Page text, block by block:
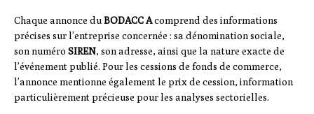
Chaque annonce duBODACC Acomprend des informations
précises sur l’entreprise concernée : sa dénomination sociale,
son numéro SIREN, son adresse, ainsi que la nature exacte de
l’événement publié. Pour les cessions de fonds de commerce,
l’annonce mentionne également le prix de cession, information
particulièrement précieuse pour les analyses sectorielles.